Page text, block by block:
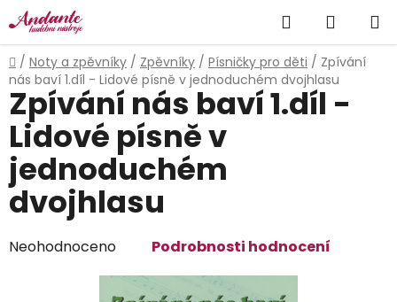
Přejít
na
obsah
Hledat
KOŠÍK
Domů
/ Noty a zpěvníky / Zpěvníky / Písničky pro děti / Zpívání
nás baví 1.díl - Lidové písně v jednoduchém dvojhlasu
Zpívání nás baví 1.díl -
Lidové písně v
jednoduchém
dvojhlasu
Průměrné
Neohodnoceno Podrobnosti hodnocení